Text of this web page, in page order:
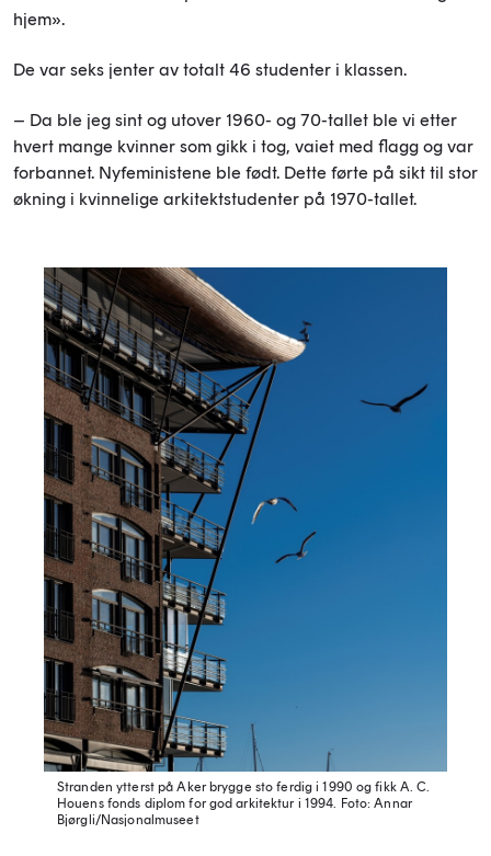
hjem».
De var seks jenter av totalt 46 studenter i klassen.
– Da ble jeg sint og utover 1960- og 70-tallet ble vi etter
hvert mange kvinner som gikk i tog, vaiet med flagg og var
forbannet. Nyfeministene ble født. Dette førte på sikt til stor
økning i kvinnelige arkitektstudenter på 1970-tallet.
Stranden ytterst på Aker brygge sto ferdig i 1990 og fikk A. C.
Houens fonds diplom for god arkitektur i 1994. Foto: Annar
Bjørgli/Nasjonalmuseet